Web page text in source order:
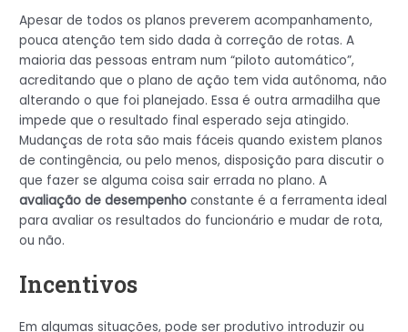
Apesar de todos os planos preverem acompanhamento,
pouca atenção tem sido dada à correção de rotas. A
maioria das pessoas entram num “piloto automático”,
acreditando que o plano de ação tem vida autônoma, não
alterando o que foi planejado. Essa é outra armadilha que
impede que o resultado final esperado seja atingido.
Mudanças de rota são mais fáceis quando existem planos
de contingência, ou pelo menos, disposição para discutir o
que fazer se alguma coisa sair errada no plano. A
avaliação de desempenho constante é a ferramenta ideal
para avaliar os resultados do funcionário e mudar de rota,
ou não.
Incentivos
Em algumas situações, pode ser produtivo introduzir ou